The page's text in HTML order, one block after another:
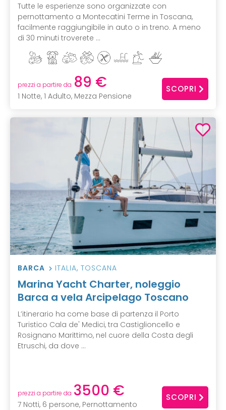
Tutte le esperienze sono organizzate con
pernottamento a Montecatini Terme in Toscana,
facilmente raggiungibile in auto o in treno. A meno
di 30 minuti troverete ...
prezzi a partire da 89 €
1 Notte, 1 Adulto, Mezza Pensione
SCOPRI
BARCA ITALIA, TOSCANA
Marina Yacht Charter, noleggio
Barca a vela Arcipelago Toscano
L’itinerario ha come base di partenza il Porto
Turistico Cala de' Medici, tra Castiglioncello e
Rosignano Marittimo, nel cuore della Costa degli
Etruschi, da dove ...
prezzi a partire da 3500 €
7 Notti, 6 persone, Pernottamento
SCOPRI